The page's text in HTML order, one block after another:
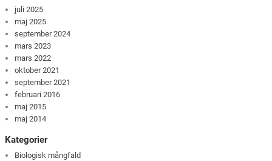
juli 2025
maj 2025
september 2024
mars 2023
mars 2022
oktober 2021
september 2021
februari 2016
maj 2015
maj 2014
Kategorier
Biologisk mångfald